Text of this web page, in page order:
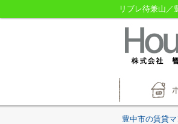
リブレ待兼山／
豊中市の賃貸